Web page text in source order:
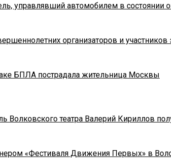
управлявший автомобилем в
организаторов и участников
БПЛА пострадала жительница Москвы
театра Валерий Кириллов
«Фестиваля Движения Первых» в